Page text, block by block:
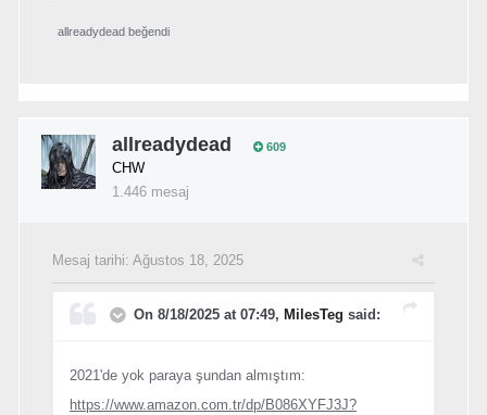
allreadydead beğendi
allreadydead 609
CHW
1.446 mesaj
Mesaj tarihi: Ağustos 18, 2025
On 8/18/2025 at 07:49, MilesTeg said:
2021'de yok paraya şundan almıştım:
https://www.amazon.com.tr/dp/B086XYFJ3J?